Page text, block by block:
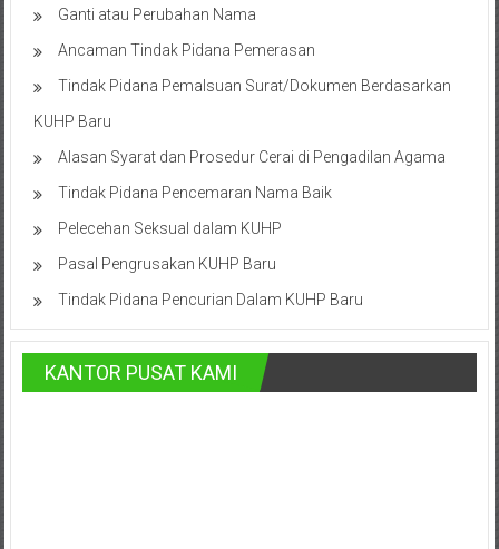
Bontang,
Demak,
Kudus,
Depok,
Sorong,
Papua,
Bekasi,
Pengacara
Pajak,
Ganti atau Perubahan Nama
Ancaman Tindak Pidana Pemerasan
Tindak Pidana Pemalsuan Surat/Dokumen Berdasarkan
KUHP Baru
Alasan Syarat dan Prosedur Cerai di Pengadilan Agama
Tindak Pidana Pencemaran Nama Baik
Pelecehan Seksual dalam KUHP
Pasal Pengrusakan KUHP Baru
Tindak Pidana Pencurian Dalam KUHP Baru
KANTOR PUSAT KAMI